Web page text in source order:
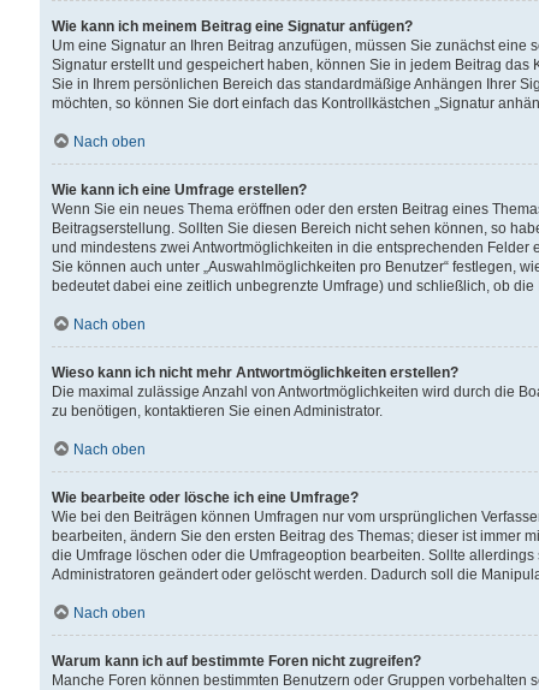
Wie kann ich meinem Beitrag eine Signatur anfügen?
Um eine Signatur an Ihren Beitrag anzufügen, müssen Sie zunächst
Signatur erstellt und gespeichert haben, können Sie in jedem Beitrag
Sie in Ihrem persönlichen Bereich das standardmäßige Anhängen Ihrer
möchten, so können Sie dort einfach das Kontrollkästchen „Signatur
Nach oben
Wie kann ich eine Umfrage erstellen?
Wenn Sie ein neues Thema eröffnen oder den ersten Beitrag eines
Beitragserstellung. Sollten Sie diesen Bereich nicht sehen können, so
und mindestens zwei Antwortmöglichkeiten in die entsprechenden
Sie können auch unter „Auswahlmöglichkeiten pro Benutzer“ festlegen,
bedeutet dabei eine zeitlich unbegrenzte Umfrage) und schließlich, ob
Nach oben
Wieso kann ich nicht mehr Antwortmöglichkeiten erstellen?
Die maximal zulässige Anzahl von Antwortmöglichkeiten wird durch die
zu benötigen, kontaktieren Sie einen Administrator.
Nach oben
Wie bearbeite oder lösche ich eine Umfrage?
Wie bei den Beiträgen können Umfragen nur vom ursprünglichen
bearbeiten, ändern Sie den ersten Beitrag des Themas; dieser ist immer
die Umfrage löschen oder die Umfrageoption bearbeiten. Sollte
Administratoren geändert oder gelöscht werden. Dadurch soll die
Nach oben
Warum kann ich auf bestimmte Foren nicht zugreifen?
Manche Foren können bestimmten Benutzern oder Gruppen